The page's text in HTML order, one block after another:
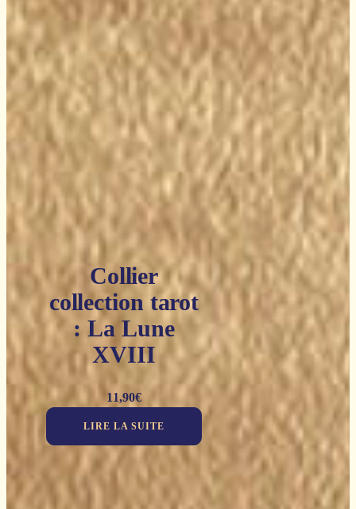
Collier
collection tarot
: La Lune
XVIII
11,90€
LIRE LA SUITE